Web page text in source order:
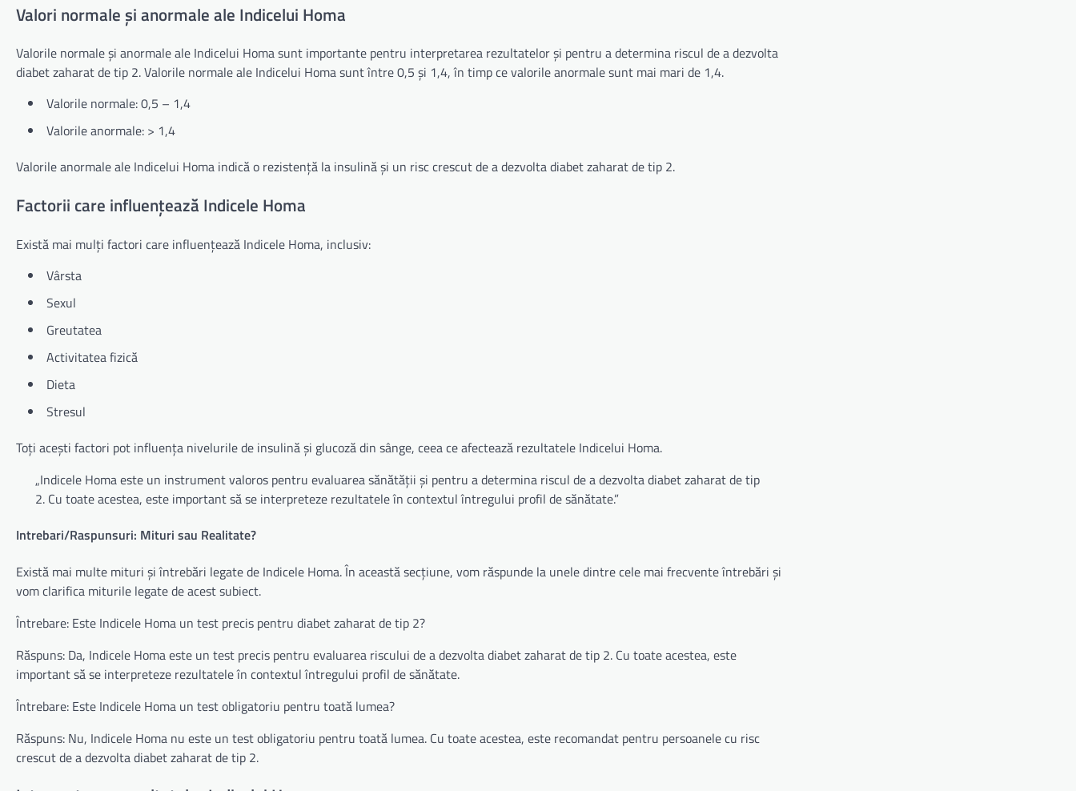
Valori normale și anormale ale Indicelui Homa
Valorile normale și anormale ale Indicelui Homa sunt importante pentru interpretarea rezultatelor și pentru a determina riscul de a dezvolta
diabet zaharat de tip 2. Valorile normale ale Indicelui Homa sunt între 0,5 și 1,4, în timp ce valorile anormale sunt mai mari de 1,4.
Valorile normale: 0,5 – 1,4
Valorile anormale: > 1,4
Valorile anormale ale Indicelui Homa indică o rezistență la insulină și un risc crescut de a dezvolta diabet zaharat de tip 2.
Factorii care influențează Indicele Homa
Există mai mulți factori care influențează Indicele Homa, inclusiv:
Vârsta
Sexul
Greutatea
Activitatea fizică
Dieta
Stresul
Toți acești factori pot influența nivelurile de insulină și glucoză din sânge, ceea ce afectează rezultatele Indicelui Homa.
„Indicele Homa este un instrument valoros pentru evaluarea sănătății și pentru a determina riscul de a dezvolta diabet zaharat de tip
2. Cu toate acestea, este important să se interpreteze rezultatele în contextul întregului profil de sănătate.”
Intrebari/Raspunsuri: Mituri sau Realitate?
Există mai multe mituri și întrebări legate de Indicele Homa. În această secțiune, vom răspunde la unele dintre cele mai frecvente întrebări și
vom clarifica miturile legate de acest subiect.
Întrebare: Este Indicele Homa un test precis pentru diabet zaharat de tip 2?
Răspuns: Da, Indicele Homa este un test precis pentru evaluarea riscului de a dezvolta diabet zaharat de tip 2. Cu toate acestea, este
important să se interpreteze rezultatele în contextul întregului profil de sănătate.
Întrebare: Este Indicele Homa un test obligatoriu pentru toată lumea?
Răspuns: Nu, Indicele Homa nu este un test obligatoriu pentru toată lumea. Cu toate acestea, este recomandat pentru persoanele cu risc
crescut de a dezvolta diabet zaharat de tip 2.